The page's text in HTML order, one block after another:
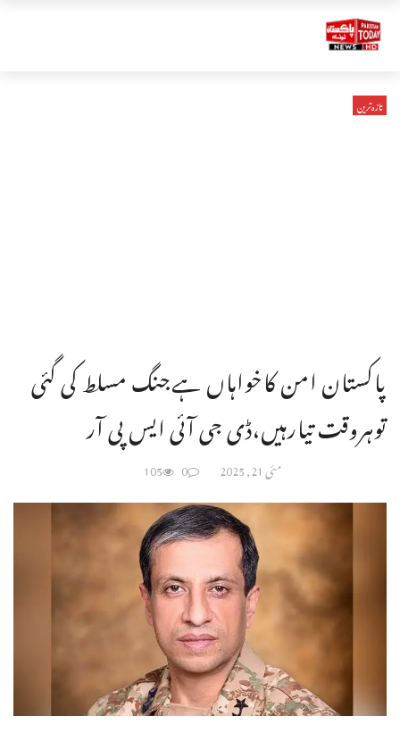
تازہ ترین
پاکستان امن کاخواہاں ہےجنگ مسلط کی گئی
توہروقت تیارہیں،ڈی جی آئی ایس پی آر
مئی 21, 2025 0
105